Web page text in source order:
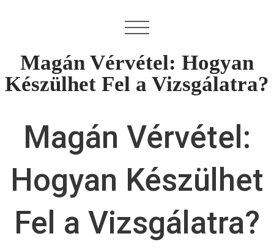
Magán Vérvétel: Hogyan
Készülhet Fel a Vizsgálatra?
Magán Vérvétel:
Hogyan Készülhet
Fel a Vizsgálatra?